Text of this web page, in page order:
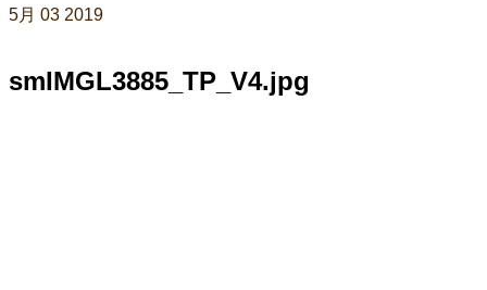
5月 03 2019
smIMGL3885_TP_V4.jpg